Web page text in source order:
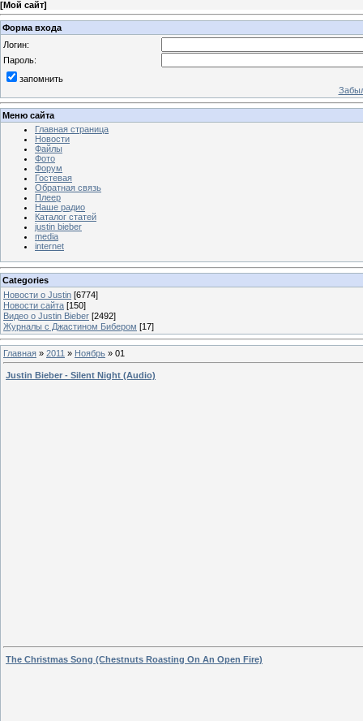
[Мой сайт]
Форма входа
Логин:
Пароль:
запомнить
Меню сайта
Главная страница
Новости
Файлы
Фото
Форум
Гостевая
Обратная связь
Плеер
Наше радио
Каталог статей
justin bieber
media
internet
Categories
Новости о Justin [6774]
Новости сайта [150]
Видео о Justin Bieber [2492]
Журналы с Джастином Бибером [17]
Главная » 2011 » Ноябрь » 01
Justin Bieber - Silent Night (Audio)
The Christmas Song (Chestnuts Roasting On An Open Fire)